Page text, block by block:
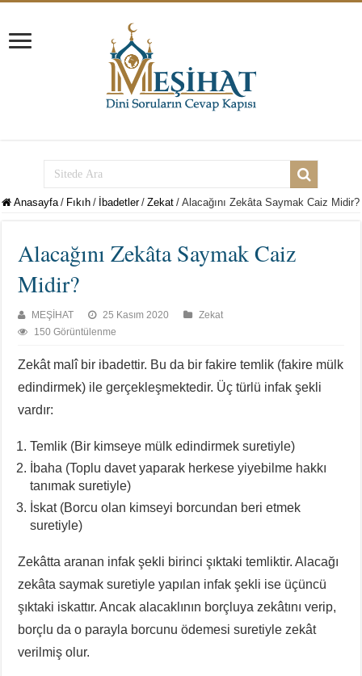
Anasayfa / Fıkıh / İbadetler / Zekat / Alacağını Zekâta Saymak Caiz Midir?
Alacağını Zekâta Saymak Caiz
Midir?
MEŞİHAT 25 Kasım 2020
Zekat
150 Görüntülenme
Zekât malî bir ibadettir. Bu da bir fakire temlik (fakire mülk
edindirmek) ile gerçekleşmektedir. Üç türlü infak şekli
vardır:
Temlik (Bir kimseye mülk edindirmek suretiyle)
İbaha (Toplu davet yaparak herkese yiyebilme hakkı
tanımak suretiyle)
İskat (Borcu olan kimseyi borcundan beri etmek
suretiyle)
Zekâtta aranan infak şekli birinci şıktaki temliktir. Alacağı
zekâta saymak suretiyle yapılan infak şekli ise üçüncü
şıktaki iskattır. Ancak alacaklının borçluya zekâtını verip,
borçlu da o parayla borcunu ödemesi suretiyle zekât
verilmiş olur.